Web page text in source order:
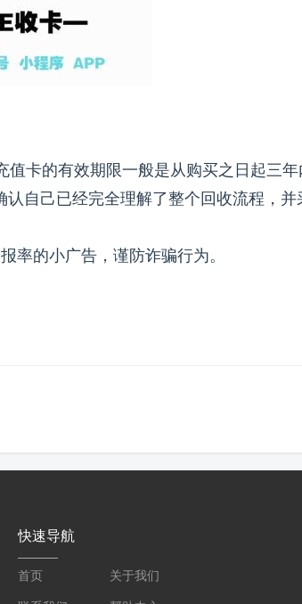
卡的有效期限一般是从购买之日起三年
自己已经完全理解了整个回收流程，并
率的小广告，谨防诈骗行为。
快速导航
首页 关于我们